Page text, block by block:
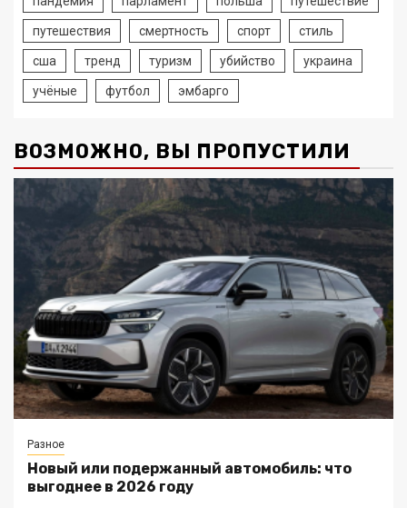
путешествия смертность спорт стиль
сша тренд туризм убийство украина
учёные футбол эмбарго
ВОЗМОЖНО, ВЫ ПРОПУСТИЛИ
Разное
Новый или подержанный автомобиль: что
выгоднее в 2026 году